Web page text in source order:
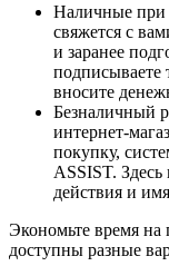
Наличные при
свяжется с
и заранее
подписываете
вносите
Безналичный
интернет-
покупку,
ASSIST.
действия и
Экономьте время на
доступны разные